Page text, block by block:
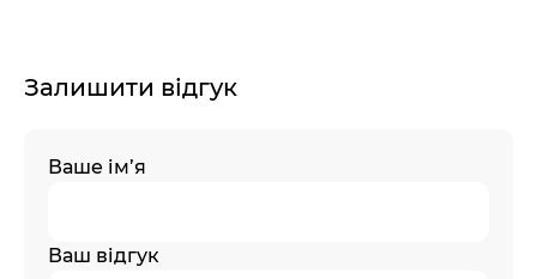
Залишити відгук
Ваше ім’я
Ваш відгук